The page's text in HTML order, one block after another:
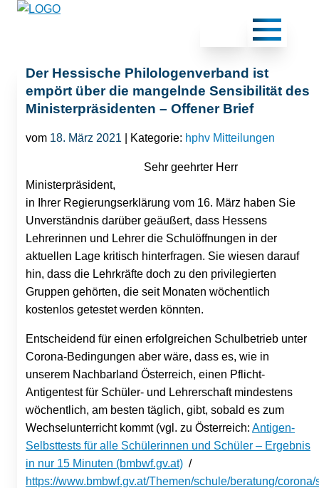
Der Hessische Philologenverband ist
empört über die mangelnde Sensibilität des
Ministerpräsidenten – Offener Brief
vom 18. März 2021 | Kategorie: hphv Mitteilungen
Sehr geehrter Herr
Ministerpräsident,
in Ihrer Regierungserklärung vom 16. März haben Sie
Unverständnis darüber geäußert, dass Hessens
Lehrerinnen und Lehrer die Schulöffnungen in der
aktuellen Lage kritisch hinterfragen. Sie wiesen darauf
hin, dass die Lehrkräfte doch zu den privilegierten
Gruppen gehörten, die seit Monaten wöchentlich
kostenlos getestet werden könnten.
Entscheidend für einen erfolgreichen Schulbetrieb unter
Corona-Bedingungen aber wäre, dass es, wie in
unserem Nachbarland Österreich, einen Pflicht-
Antigentest für Schüler- und Lehrerschaft mindestens
wöchentlich, am besten täglich, gibt, sobald es zum
Wechselunterricht kommt (vgl. zu Österreich: Antigen-
Selbsttests für alle Schülerinnen und Schüler – Ergebnis
in nur 15 Minuten (bmbwf.gv.at) /
https://www.bmbwf.gv.at/Themen/schule/beratung/